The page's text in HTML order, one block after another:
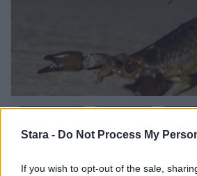
Stara - Do Not Process My
If you wish to opt-out of the sale,